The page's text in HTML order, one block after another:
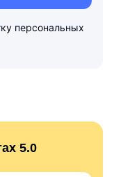
персональных
5.0